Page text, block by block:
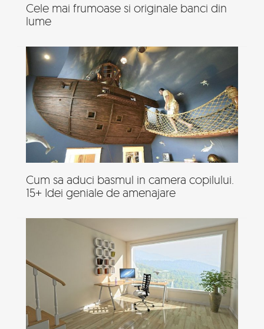
Cele mai frumoase si originale banci din
lume
Cum sa aduci basmul in camera copilului.
15+ Idei geniale de amenajare